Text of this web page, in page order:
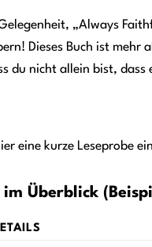
„Always
Dieses Buch ist
du nicht allein bist, dass
eine kurze Leseprobe
im Überblick